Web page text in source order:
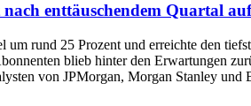
enttäuschendem Quartal
rund 25 Prozent und erreichte den
blieb hinter den Erwartungen
von JPMorgan, Morgan Stanley und